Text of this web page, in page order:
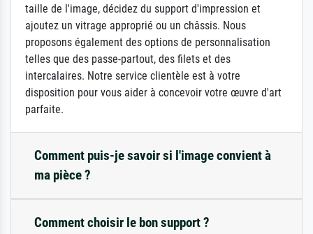
taille de l'image, décidez du support d'impression et
ajoutez un vitrage approprié ou un châssis. Nous
proposons également des options de personnalisation
telles que des passe-partout, des filets et des
intercalaires. Notre service clientèle est à votre
disposition pour vous aider à concevoir votre œuvre d'art
parfaite.
Comment puis-je savoir si l'image convient à
ma pièce ?
Comment choisir le bon support ?